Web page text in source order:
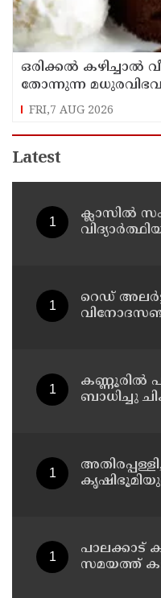
ഒരിക്കൽ കഴിച്ചാൽ
തോന്നുന്ന
FRI,7 AUG 2026
Latest
ക്ലാസിൽ
റെഡ്
കണ്ണൂരിൽ
ബാധിച്ചു
പാലക്കാട്
സമയത്ത്